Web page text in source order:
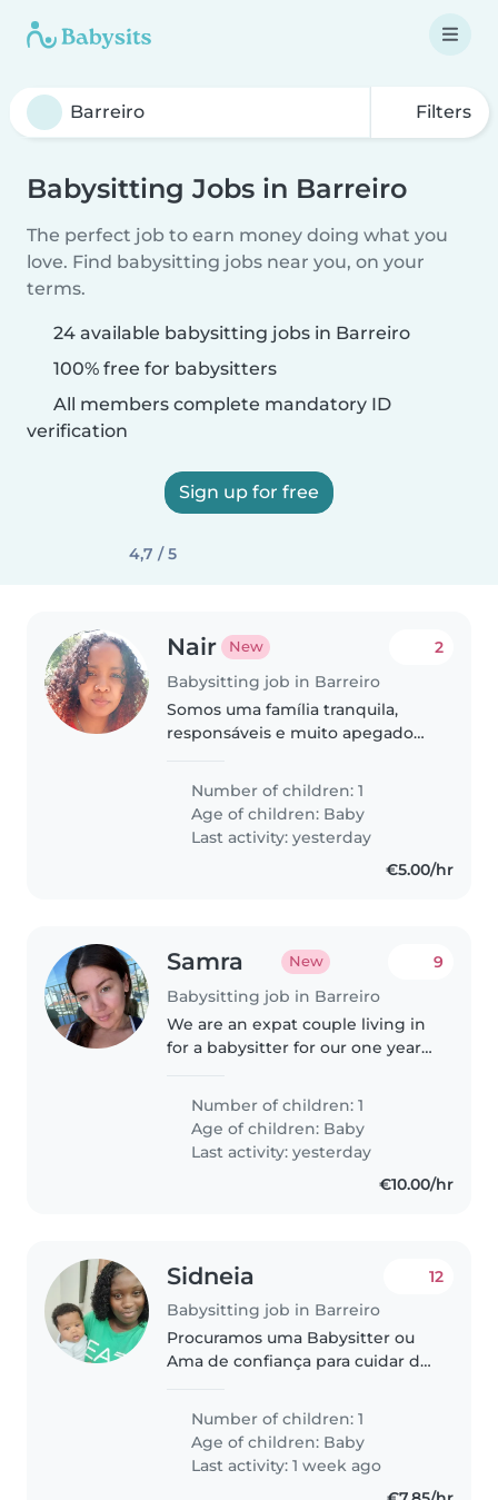
Filters
Babysitting Jobs in Barreiro
The perfect job to earn money doing what you
love. Find babysitting jobs near you, on your
terms.
24 available babysitting jobs in Barreiro
100% free for babysitters
All members complete mandatory ID
verification
Sign up for free
4,7 / 5
Nair New
Babysitting job in Barreiro
2
Somos uma família tranquila,
responsáveis e muito apegado
Number of children: 1
Age of children: Baby
Last activity: yesterday
€5.00/hr
Samra New
Babysitting job in Barreiro
9
We are an expat couple living in
for a babysitter for our one year
Number of children: 1
Age of children: Baby
Last activity: yesterday
€10.00/hr
Sidneia
Babysitting job in Barreiro
12
Procuramos uma Babysitter ou
Ama de confiança para cuidar do
muito engraçado. Precisamos de
alguém que esteja disponível
para prestar assistência na
Number of children: 1
Age of children: Baby
Last activity: 1 week ago